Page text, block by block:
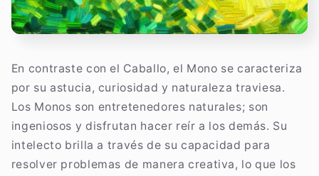
En contraste con el Caballo, el Mono se caracteriza
por su astucia, curiosidad y naturaleza traviesa.
Los Monos son entretenedores naturales; son
ingeniosos y disfrutan hacer reír a los demás. Su
intelecto brilla a través de su capacidad para
resolver problemas de manera creativa, lo que los